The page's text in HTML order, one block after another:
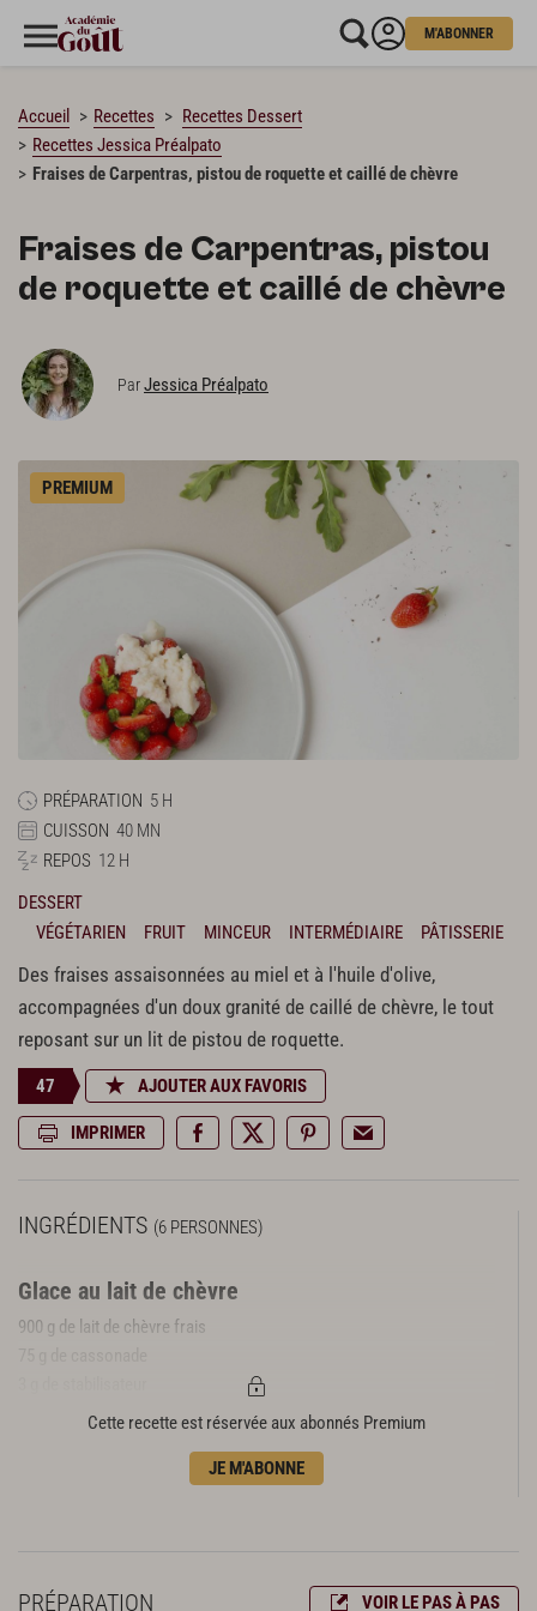
M'ABONNER
Accueil Recettes
Recettes Dessert
Recettes Jessica Préalpato
Fraises de Carpentras, pistou de roquette et caillé de chèvre
Fraises de Carpentras, pistou
de roquette et caillé de chèvre
ParJessica Préalpato
PREMIUM
PRÉPARATION 5 H
CUISSON 40 MN
REPOS 12 H
DESSERT
VÉGÉTARIEN
FRUIT MINCEUR INTERMÉDIAIRE PÂTISSERIE
Des fraises assaisonnées au miel et à l'huile d'olive,
accompagnées d'un doux granité de caillé de chèvre, le tout
reposant sur un lit de pistou de roquette.
47 AJOUTER AUX FAVORIS
IMPRIMER
INGRÉDIENTS (6 PERSONNES)
Glace au lait de chèvre
900 g de lait de chèvre frais
75 g de glucose atomisé
Pistou de roquette
Cette recette est réservée aux abonnés Premium
JE M'ABONNE
PRÉPARATION VOIR LE PAS À PAS
CHARGEMENT…